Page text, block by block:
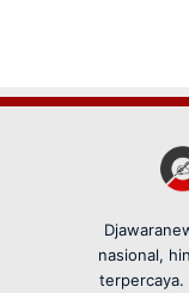
nasional,
terpercaya.